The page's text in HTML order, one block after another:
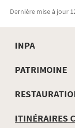
Dernière mise à jour
MENU
DE
INPA
PATRIMOINE
ITINÉRAIRES